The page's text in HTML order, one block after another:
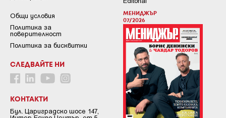
МЕНИДЖЪР
07/2026
Общи условия
Пoлитикa зa
пoвepитeлнocт
Политика за бисквитки
СЛЕДВАЙТЕ НИ
КОНТАКТИ
Бул. Цариградско шосе 147,